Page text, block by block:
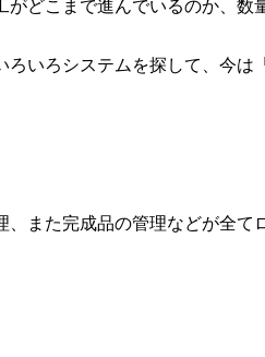
どこまで進んでいるのか、数
いろシステムを探して、今は
また完成品の管理などが全て